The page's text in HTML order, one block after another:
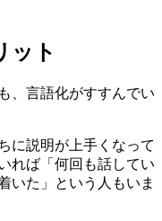
ット
、言語化がすすんでい
に説明が上手くなって
れば「何回も話してい
いた」という人もいま